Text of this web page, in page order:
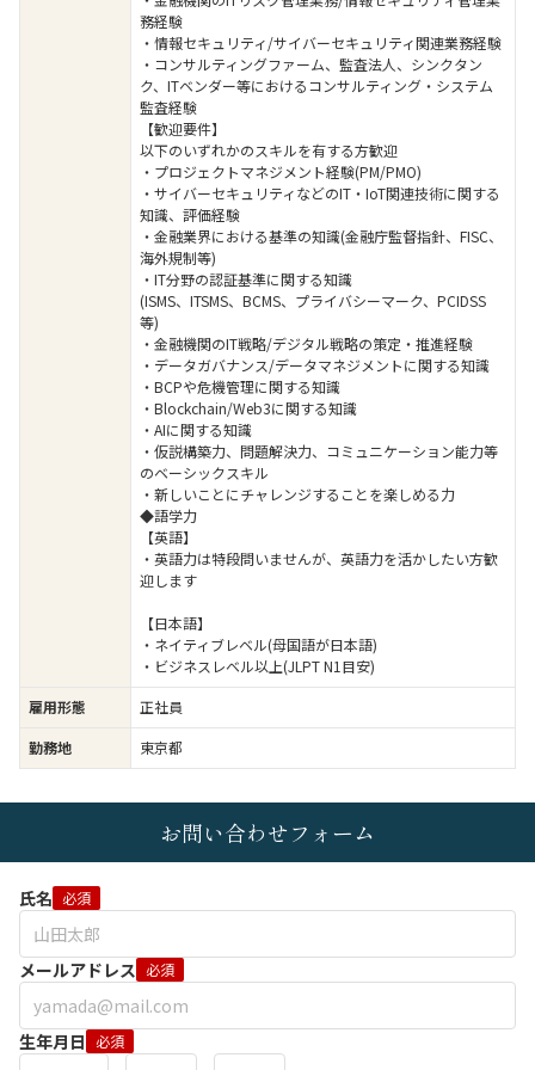
務経験
・情報セキュリティ/サイバーセキュリティ関連業務経験
・コンサルティングファーム、監査法人、シンクタン
ク、ITベンダー等におけるコンサルティング・システム
監査経験
【歓迎要件】
以下のいずれかのスキルを有する方歓迎
・プロジェクトマネジメント経験(PM/PMO)
・サイバーセキュリティなどのIT・IoT関連技術に関する
知識、評価経験
・金融業界における基準の知識(金融庁監督指針、FISC、
海外規制等)
・IT分野の認証基準に関する知識
(ISMS、ITSMS、BCMS、プライバシーマーク、PCIDSS
等)
・金融機関のIT戦略/デジタル戦略の策定・推進経験
・データガバナンス/データマネジメントに関する知識
・BCPや危機管理に関する知識
・Blockchain/Web3に関する知識
・AIに関する知識
・仮説構築力、問題解決力、コミュニケーション能力等
のベーシックスキル
・新しいことにチャレンジすることを楽しめる力
◆語学力
【英語】
・英語力は特段問いませんが、英語力を活かしたい方歓
迎します
【日本語】
・ネイティブレベル(母国語が日本語)
・ビジネスレベル以上(JLPT N1目安)
雇用形態
正社員
勤務地
東京都
お問い合わせフォーム
氏名 必須
メールアドレス 必須
生年月日 必須